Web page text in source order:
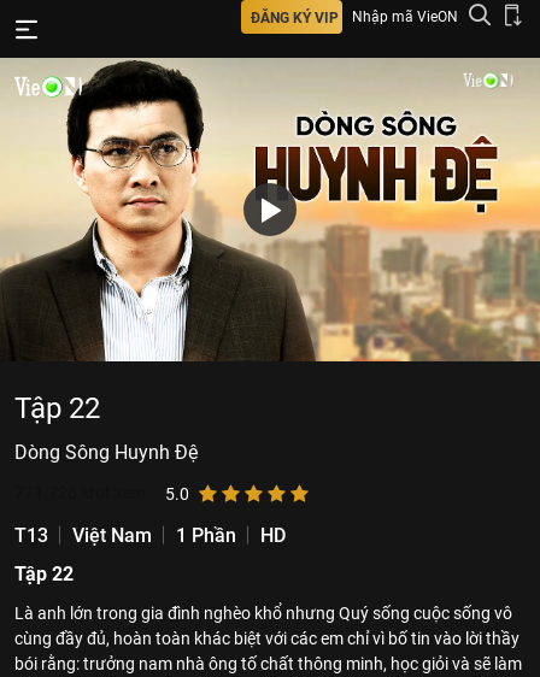
ĐĂNG KÝ VIP Nhập mã VieON
Tập 22
Dòng Sông Huynh Đệ
5.0
T13 Việt Nam 1 Phần
HD
Tập 22
Là anh lớn trong gia đình nghèo khổ nhưng Quý sống cuộc sống vô
cùng đầy đủ, hoàn toàn khác biệt với các em chỉ vì bố tin vào lời thầy
bói rằng: trưởng nam nhà ông tố chất thông minh, học giỏi và sẽ làm